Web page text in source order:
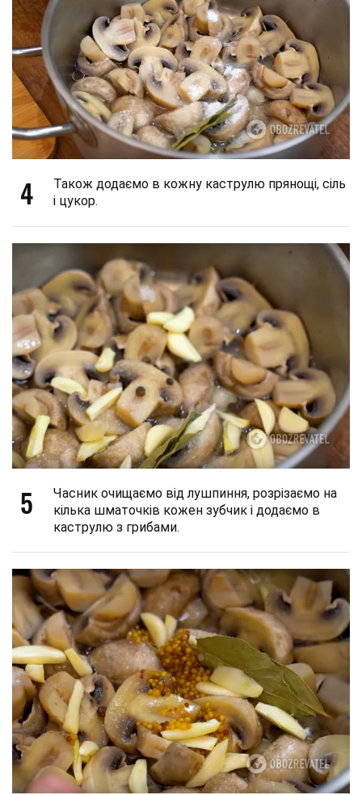
4
Також додаємо в кожну каструлю прянощі, сіль
і цукор.
5
Часник очищаємо від лушпиння, розрізаємо на
кілька шматочків кожен зубчик і додаємо в
каструлю з грибами.